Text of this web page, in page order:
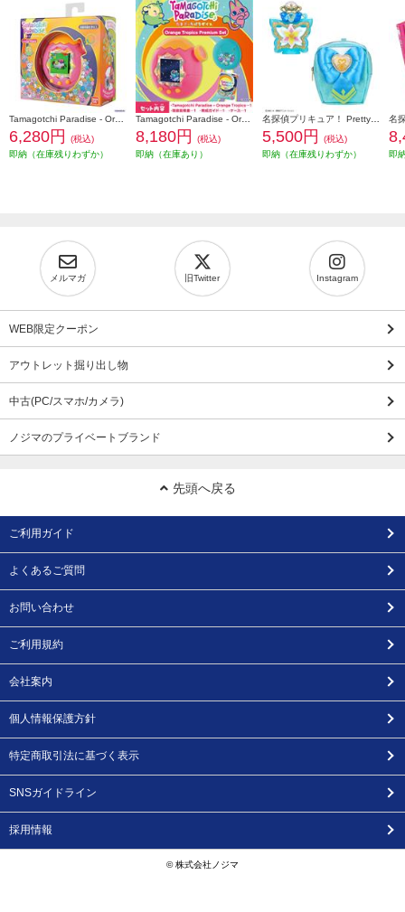
Tamagotchi Paradise - Orange Tropics
6,280円
(税込)
即納（在庫残りわずか）
Tamagotchi Paradise - Orange Tropics Premium Set
8,180円
(税込)
即納（在庫あり）
5,500円
(税込)
即納（在庫残りわずか）
即
メルマガ 旧Twitter Instagram
WEB限定クーポン
アウトレット掘り出し物
中古(PC/スマホ/カメラ)
ノジマのプライベートブランド
先頭へ戻る
ご利用ガイド
よくあるご質問
お問い合わせ
ご利用規約
会社案内
個人情報保護方針
特定商取引法に基づく表示
SNSガイドライン
採用情報
© 株式会社ノジマ